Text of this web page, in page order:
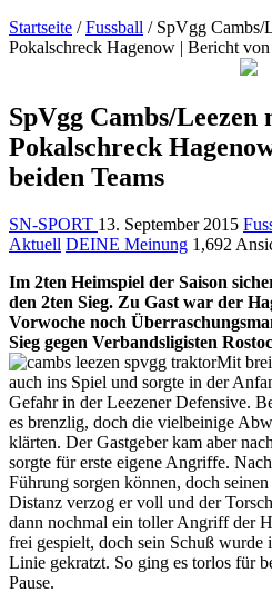
Startseite / Fussball / SpVgg Cambs/
Pokalschreck Hagenow | Bericht von
SpVgg Cambs/Leezen
Pokalschreck
beiden Teams
SN-SPORT 13. September 2015
Aktuell DEINE Meinung 1,692
Im 2ten Heimspiel der Saison
den 2ten Sieg. Zu Gast war der
Vorwoche noch
Sieg gegen Verbandsligisten
Mit
auch ins Spiel und sorgte in der
Gefahr in der Leezener Defensive.
es brenzlig, doch die vielbeinige
klärten. Der Gastgeber kam aber
sorgte für erste eigene Angriffe.
Führung sorgen können, doch
Distanz verzog er voll und der
dann nochmal ein toller Angriff der
frei gespielt, doch sein Schuß wurde
Linie gekratzt. So ging es torlos für
Pause.